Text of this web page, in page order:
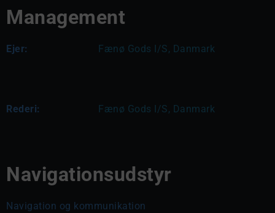
Management
Ejer: Fænø Gods I/S, Danmark
Rederi: Fænø Gods I/S, Danmark
Navigationsudstyr
Navigation og kommunikation